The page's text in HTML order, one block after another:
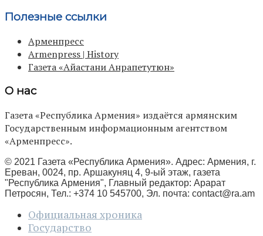
Полезные ссылки
Арменпресс
Armenpress | History
Газета «Айастани Анрапетутюн»
О нас
Газета «Республика Армения» издаётся армянским
Государственным информационным агентством
«Арменпресс».
© 2021 Газета «Республика Армения». Адрес: Армения, г.
Ереван, 0024, пр. Аршакуняц 4, 9-ый этаж, газета
"Республика Армения", Главный редактор: Арарат
Петросян, Тел.: +374 10 545700, Эл. почта: contact@ra.am
Официальная хроника
Государство